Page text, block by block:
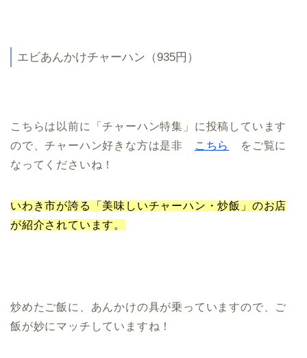
エビあんかけチャーハン（935円）
こちらは以前に「チャーハン特集」に投稿しています
ので、チャーハン好きな方は是非
こちら
をご覧に
なってくださいね！
いわき市が誇る「美味しいチャーハン・炒飯」のお店
が紹介されています。
炒めたご飯に、あんかけの具が乗っていますので、ご
飯が妙にマッチしていますね！